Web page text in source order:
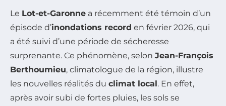
Le Lot-et-Garonne a récemment été témoin d’un
épisode d’inondations record en février 2026, qui
a été suivi d’une période de sécheresse
surprenante. Ce phénomène, selon Jean-François
Berthoumieu, climatologue de la région, illustre
les nouvelles réalités du climat local. En effet,
après avoir subi de fortes pluies, les sols se